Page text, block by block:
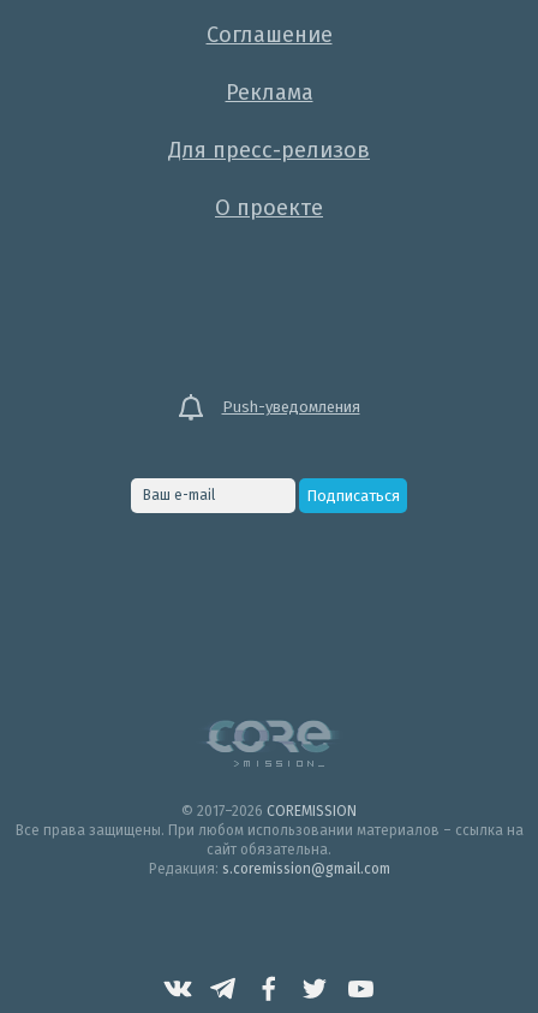
Соглашение
Реклама
Для пресс-релизов
О проекте
Push-уведомления
© 2017–2026 COREMISSION
Все права защищены. При любом использовании материалов – ссылка на
сайт обязательна.
Редакция: s.coremission@gmail.com